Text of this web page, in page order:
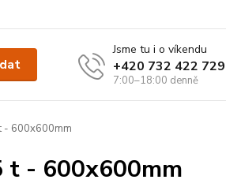
Jsme tu i o víkendu
+420 732 422 729
7:00–18:00 denně
- 600x600mm
t - 600x600mm